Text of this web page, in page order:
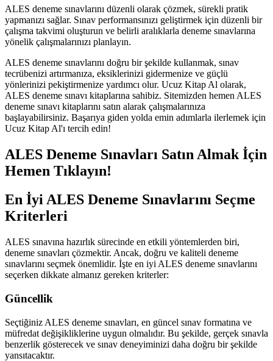
ALES deneme sınavlarını düzenli olarak çözmek, sürekli pratik
yapmanızı sağlar. Sınav performansınızı geliştirmek için düzenli bir
çalışma takvimi oluşturun ve belirli aralıklarla deneme sınavlarına
yönelik çalışmalarınızı planlayın.
ALES deneme sınavlarını doğru bir şekilde kullanmak, sınav
tecrübenizi artırmanıza, eksiklerinizi gidermenize ve güçlü
yönlerinizi pekiştirmenize yardımcı olur. Ucuz Kitap Al olarak,
ALES deneme sınavı kitaplarına sahibiz. Sitemizden hemen ALES
deneme sınavı kitaplarını satın alarak çalışmalarınıza
başlayabilirsiniz. Başarıya giden yolda emin adımlarla ilerlemek için
Ucuz Kitap Al'ı tercih edin!
ALES Deneme Sınavları Satın Almak İçin
Hemen Tıklayın!
En İyi ALES Deneme Sınavlarını Seçme
Kriterleri
ALES sınavına hazırlık sürecinde en etkili yöntemlerden biri,
deneme sınavları çözmektir. Ancak, doğru ve kaliteli deneme
sınavlarını seçmek önemlidir. İşte en iyi ALES deneme sınavlarını
seçerken dikkate almanız gereken kriterler:
Güncellik
Seçtiğiniz ALES deneme sınavları, en güncel sınav formatına ve
müfredat değişikliklerine uygun olmalıdır. Bu şekilde, gerçek sınavla
benzerlik gösterecek ve sınav deneyiminizi daha doğru bir şekilde
yansıtacaktır.